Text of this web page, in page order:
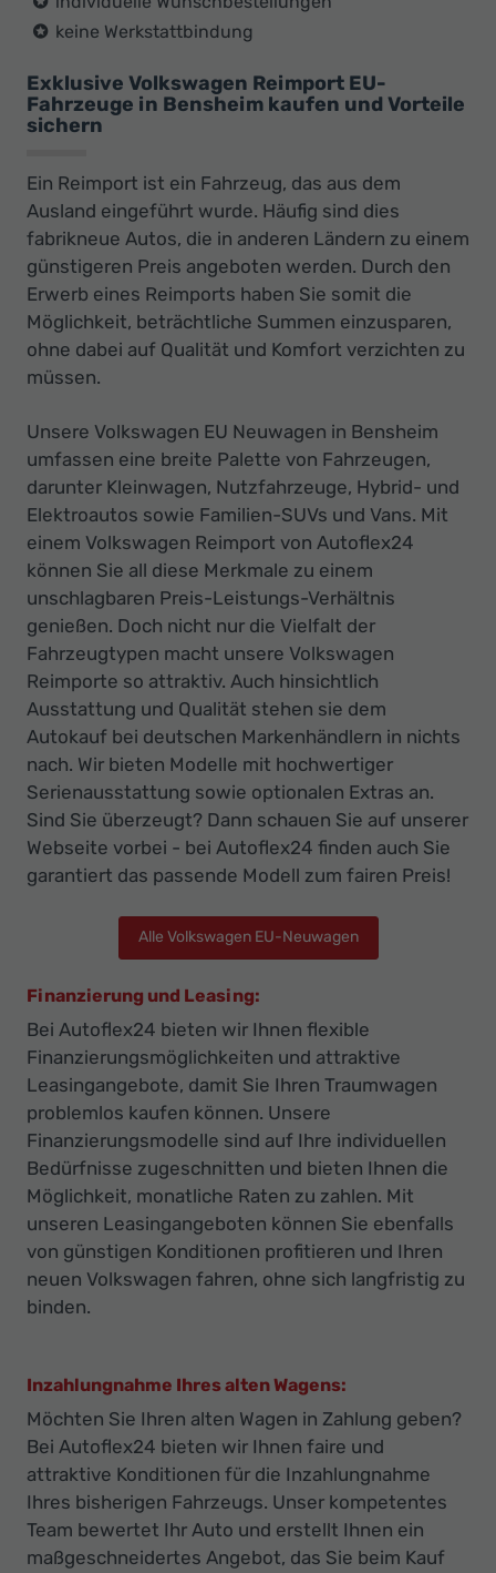
keine Werkstattbindung
Exklusive Volkswagen Reimport EU-
Fahrzeuge in Bensheim kaufen und Vorteile
sichern
Ein Reimport ist ein Fahrzeug, das aus dem
Ausland eingeführt wurde. Häufig sind dies
fabrikneue Autos, die in anderen Ländern zu einem
günstigeren Preis angeboten werden. Durch den
Erwerb eines Reimports haben Sie somit die
Möglichkeit, beträchtliche Summen einzusparen,
ohne dabei auf Qualität und Komfort verzichten zu
müssen.
Unsere Volkswagen EU Neuwagen in Bensheim
umfassen eine breite Palette von Fahrzeugen,
darunter Kleinwagen, Nutzfahrzeuge, Hybrid- und
Elektroautos sowie Familien-SUVs und Vans. Mit
einem Volkswagen Reimport von Autoflex24
können Sie all diese Merkmale zu einem
unschlagbaren Preis-Leistungs-Verhältnis
genießen. Doch nicht nur die Vielfalt der
Fahrzeugtypen macht unsere Volkswagen
Reimporte so attraktiv. Auch hinsichtlich
Ausstattung und Qualität stehen sie dem
Autokauf bei deutschen Markenhändlern in nichts
nach. Wir bieten Modelle mit hochwertiger
Serienausstattung sowie optionalen Extras an.
Sind Sie überzeugt? Dann schauen Sie auf unserer
Webseite vorbei - bei Autoflex24 finden auch Sie
garantiert das passende Modell zum fairen Preis!
Alle Volkswagen EU-Neuwagen
Finanzierung und Leasing:
Bei Autoflex24 bieten wir Ihnen flexible
Finanzierungsmöglichkeiten und attraktive
Leasingangebote, damit Sie Ihren Traumwagen
problemlos kaufen können. Unsere
Finanzierungsmodelle sind auf Ihre individuellen
Bedürfnisse zugeschnitten und bieten Ihnen die
Möglichkeit, monatliche Raten zu zahlen. Mit
unseren Leasingangeboten können Sie ebenfalls
von günstigen Konditionen profitieren und Ihren
neuen Volkswagen fahren, ohne sich langfristig zu
binden.
Inzahlungnahme Ihres alten Wagens:
Möchten Sie Ihren alten Wagen in Zahlung geben?
Bei Autoflex24 bieten wir Ihnen faire und
attraktive Konditionen für die Inzahlungnahme
Ihres bisherigen Fahrzeugs. Unser kompetentes
Team bewertet Ihr Auto und erstellt Ihnen ein
maßgeschneidertes Angebot, das Sie beim Kauf